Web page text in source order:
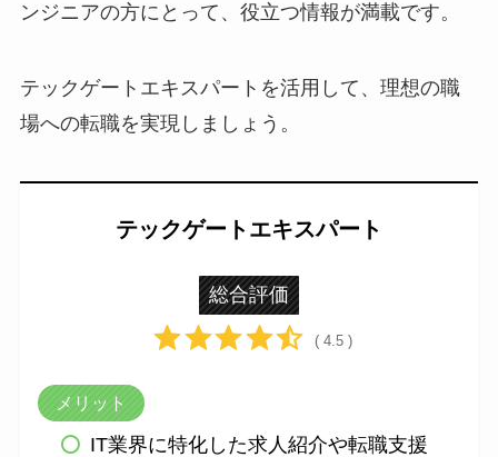
ンジニアの方にとって、役立つ情報が満載です。
テックゲートエキスパートを活用して、理想の職
場への転職を実現しましょう。
テックゲートエキスパート
総合評価
( 4.5 )
メリット
IT業界に特化した求人紹介や転職支援